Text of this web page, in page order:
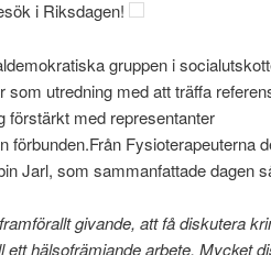
i Riksdagen!
gruppen i
som utredning med att träffa
förstärkt med representanter
förbunden.Från Fysioterapeuterna
Jarl, som sammanfattade dagen
givande, att få diskutera
hälsofrämjande arbete. Mycket